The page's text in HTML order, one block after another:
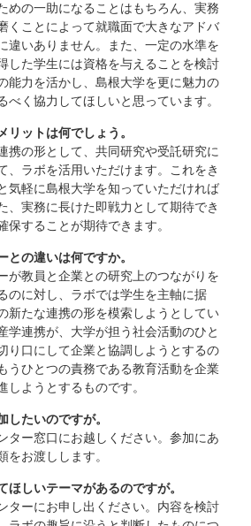
めの一助になることはもちろん、実務
くことによって就職面で大きなアドバ
違いありません。また、一定の水準を
した学生には資格を与えることを検討
能力を活かし、島根大学を更に魅力の
べく協力してほしいと思っています。
リットは何でしょう。
携の形として、共同研究や受託研究に
、ラボを活用いただけます。これをき
気軽に島根大学を知っていただければ
、実務に長けた即戦力として期待でき
保することが期待できます。
との違いは何ですか。
が教員と企業との研究上のつながりを
のに対し、ラボでは学生を主軸に据
新たな連携の形を模索しようとしてい
学連携が、大学が担う社会活動のひと
り口にして企業と協調しようとするの
うひとつの責務である教育活動を企業
しようとするものです。
したいのですが。
ター窓口にお越しください。参加にあ
をお渡しします。
ほしいテーマがあるのですが。
ターにお申し出ください。内容を検討